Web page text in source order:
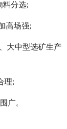
料分选;
高场强;
大中型选矿生产
理;
广。